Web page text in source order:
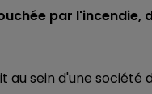
par
sein d'une société